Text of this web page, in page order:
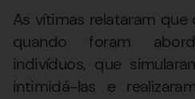
As vítimas relataram que
quando foram
indivíduos, que
intimidá-las e